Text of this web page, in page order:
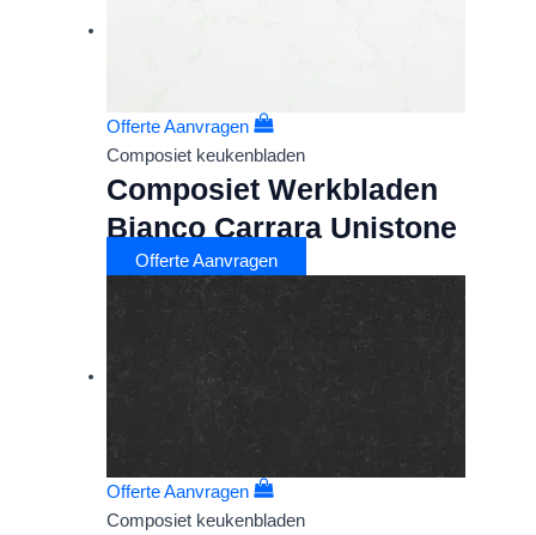
Offerte Aanvragen
Composiet keukenbladen
Composiet Werkbladen
Bianco Carrara Unistone
Offerte Aanvragen
Offerte Aanvragen
Composiet keukenbladen